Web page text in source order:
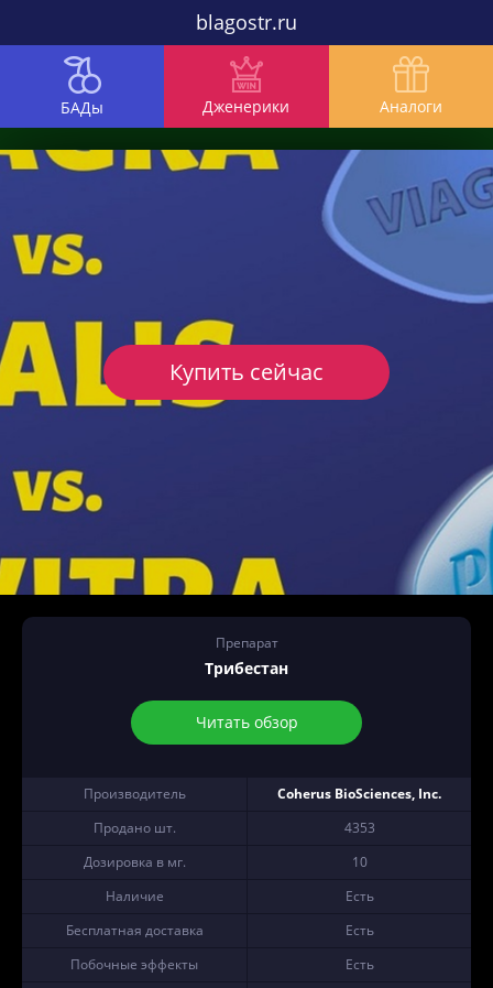
blagostr.ru
БАДы Дженерики Аналоги
Препарат
Трибестан
Читать обзор
Производитель
Coherus BioSciences, Inc.
Продано шт.
4353
Дозировка в мг.
10
Наличие
Есть
Бесплатная доставка
Есть
Побочные эффекты
Есть
Купить сейчас